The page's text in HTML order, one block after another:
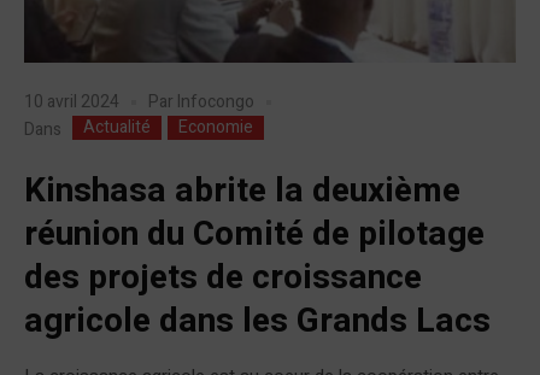
10 avril 2024 Par Infocongo
Dans
Actualité Economie
Kinshasa abrite la deuxième
réunion du Comité de pilotage
des projets de croissance
agricole dans les Grands Lacs